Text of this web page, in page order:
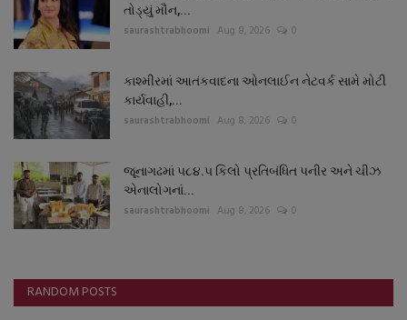
તોડ્યું મૌન,...
saurashtrabhoomi Aug 8, 2026 0
કાશ્મીરમાં આતંકવાદના ઓનલાઈન નેટવર્ક સામે મોટી
કાર્યવાહી,...
saurashtrabhoomi Aug 8, 2026 0
જૂનાગઢમાં ૫૮૪.૫ કિલો પ્રતિબંધિત પનીર અને ચીઝ
એનાલોગનાં...
saurashtrabhoomi Aug 8, 2026 0
RANDOM POSTS